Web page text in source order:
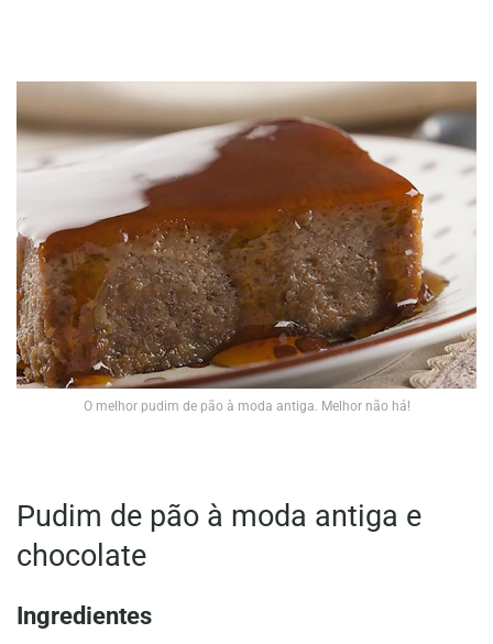
O melhor pudim de pão à moda antiga. Melhor não há!
Pudim de pão à moda antiga e
chocolate
Ingredientes